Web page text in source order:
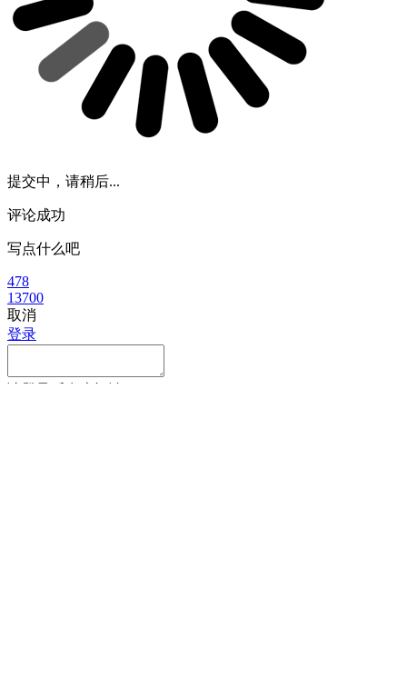
提交中，请稍后...
评论成功
写点什么吧
478
13700
取消
登录